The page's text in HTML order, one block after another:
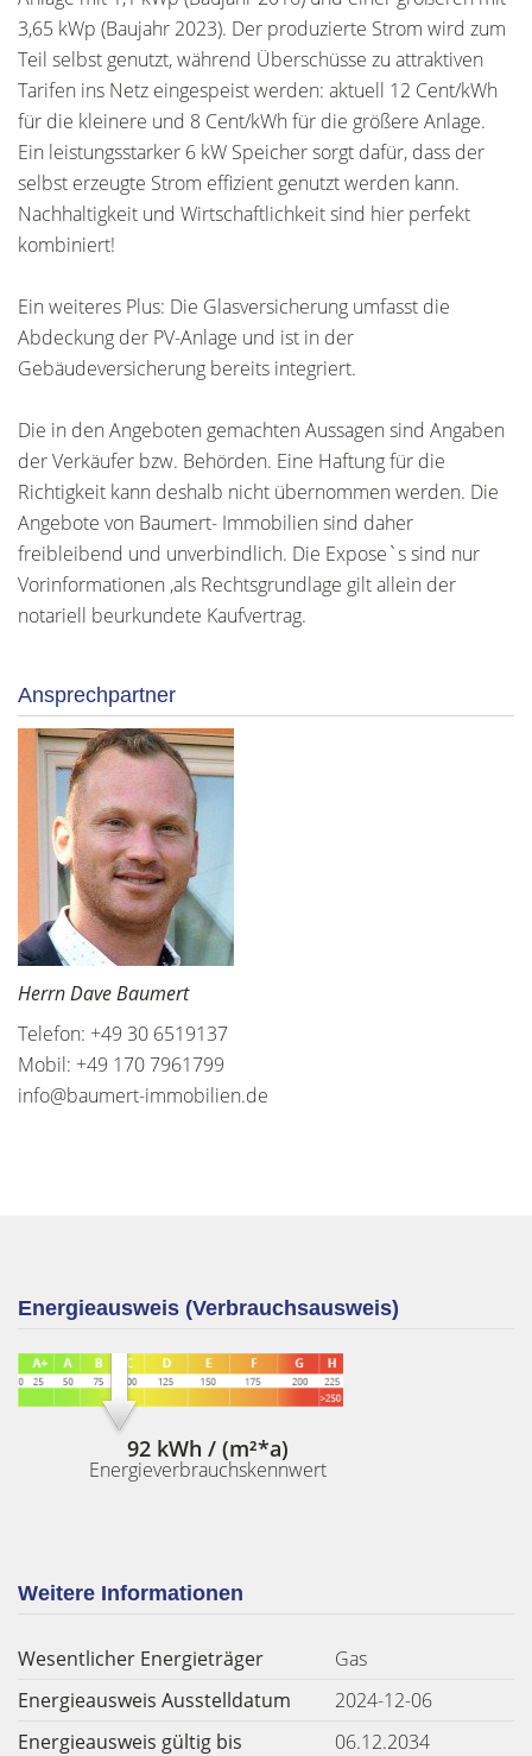
3,65 kWp (Baujahr 2023). Der produzierte Strom wird zum
Teil selbst genutzt, während Überschüsse zu attraktiven
Tarifen ins Netz eingespeist werden: aktuell 12 Cent/kWh
für die kleinere und 8 Cent/kWh für die größere Anlage.
Ein leistungsstarker 6 kW Speicher sorgt dafür, dass der
selbst erzeugte Strom effizient genutzt werden kann.
Nachhaltigkeit und Wirtschaftlichkeit sind hier perfekt
kombiniert!
Ein weiteres Plus: Die Glasversicherung umfasst die
Abdeckung der PV-Anlage und ist in der
Gebäudeversicherung bereits integriert.
Die in den Angeboten gemachten Aussagen sind Angaben
der Verkäufer bzw. Behörden. Eine Haftung für die
Richtigkeit kann deshalb nicht übernommen werden. Die
Angebote von Baumert- Immobilien sind daher
freibleibend und unverbindlich. Die Expose`s sind nur
Vorinformationen ,als Rechtsgrundlage gilt allein der
notariell beurkundete Kaufvertrag.
Ansprechpartner
Herrn Dave Baumert
Telefon: +49 30 6519137
Mobil: +49 170 7961799
info@baumert-immobilien.de
Energieausweis (Verbrauchsausweis)
92 kWh / (m²*a)
Energieverbrauchskennwert
Weitere Informationen
Wesentlicher Energieträger
Gas
Energieausweis Ausstelldatum
2024-12-06
Energieausweis gültig bis
06.12.2034